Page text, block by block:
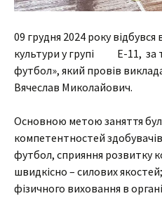
09 грудня 2024 року
культури у групі Е-11, за
футбол», який провів
Вячеслав Миколайович.
Основною метою заняття
компетентностей
футбол, сприяння розвитку
швидкісно – силових
фізичного виховання в